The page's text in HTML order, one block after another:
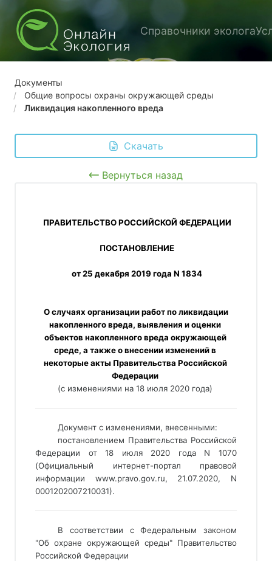
Справочники эколога
Документы
Общие вопросы охраны окружающей среды
Ликвидация накопленного вреда
Скачать
Вернуться назад
ПРАВИТЕЛЬСТВО РОССИЙСКОЙ ФЕДЕРАЦИИ
ПОСТАНОВЛЕНИЕ
от 25 декабря 2019 года N 1834
накопленного вреда, выявления и оценки
объектов накопленного вреда окружающей
среде, а также о внесении изменений в
некоторые акты Правительства Российской
Федерации
(с изменениями на 18 июля 2020 года)
Документ с изменениями, внесенными:
постановлением Правительства Российской
Федерации от 18 июля 2020 года N 1070
(Официальный интернет-портал правовой
информации www.pravo.gov.ru, 21.07.2020, N
0001202007210031).
В соответствии с Федеральным законом
"Об охране окружающей среды" Правительство
Российской Федерации